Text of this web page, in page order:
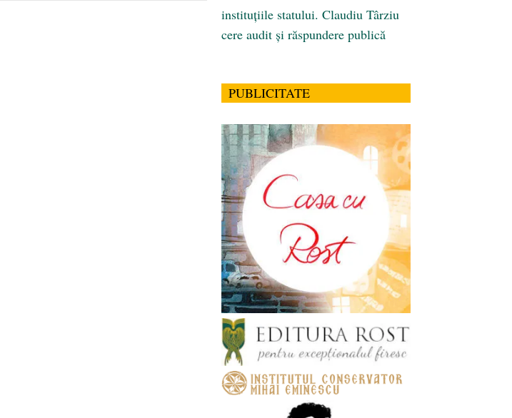
instituțiile statului. Claudiu Târziu
cere audit și răspundere publică
PUBLICITATE